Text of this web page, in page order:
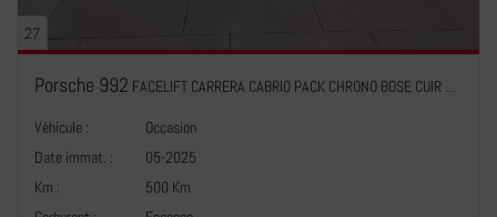
27
Porsche 992 FACELIFT CARRERA CABRIO PACK CHRONO BOSE CUIR NAVI 1 HAND 360°
Véhicule :
Occasion
Date immat. :
05-2025
Km :
500 Km